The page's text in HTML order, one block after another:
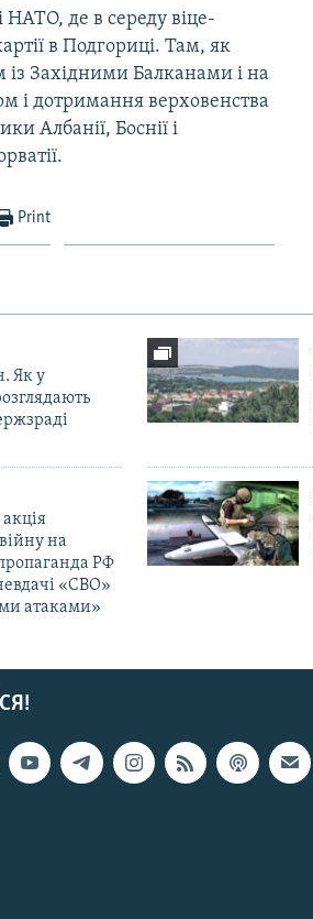
НАТО, де в середу віце-
в Подгориці. Там, як
із Західними Балканами і на
і дотримання верховенства
Албанії, Боснії і
Print
Як у
на
РФ
«СВО»
атаками»